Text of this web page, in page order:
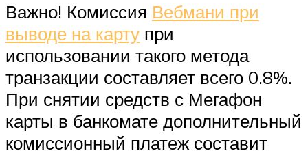
Важно! Комиссия Вебмани при
выводе на карту при
использовании такого метода
транзакции составляет всего 0.8%.
При снятии средств с Мегафон
карты в банкомате дополнительный
комиссионный платеж составит